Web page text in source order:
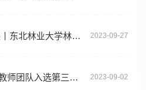
共建聚合力 协同促发展丨东北林业大学林学院与帽儿山实验林场举行党建共建合作签约仪式 2023-09-27
祝贺！东林森林生态学教师团队入选第三批“全国高校黄大年式教师团队” 2023-09-02